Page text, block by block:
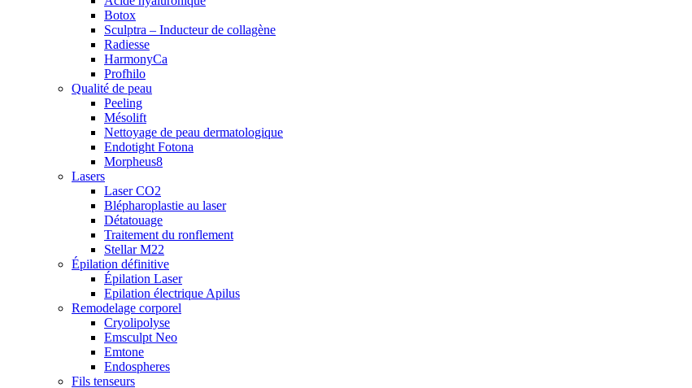
Botox
Sculptra – Inducteur de collagène
Radiesse
HarmonyCa
Profhilo
Qualité de peau
Peeling
Mésolift
Nettoyage de peau dermatologique
Endotight Fotona
Morpheus8
Lasers
Laser CO2
Blépharoplastie au laser
Détatouage
Traitement du ronflement
Stellar M22
Épilation définitive
Épilation Laser
Epilation électrique Apilus
Remodelage corporel
Cryolipolyse
Emsculpt Neo
Emtone
Endospheres
Fils tenseurs